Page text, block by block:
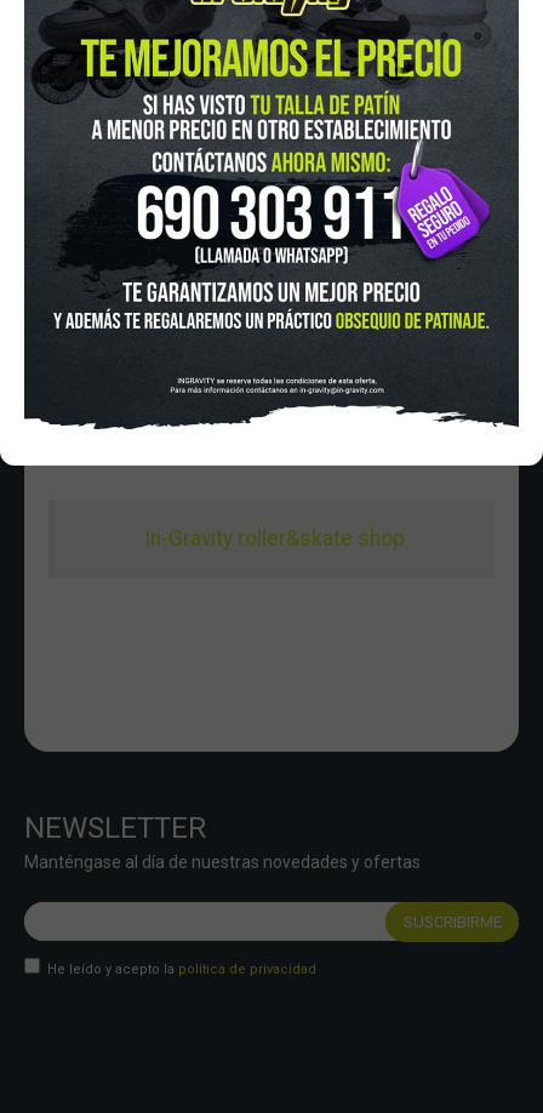
In-Gravity roller&skate shop
IN-GRAVITY MADRID RETIRO
Pza. Mariano de Cavia, 2
915 524 553
in-gravity@in-gravity.com
HORARIO
Lunes a Viernes de 12:00 - 20:30
Sabado De 10:00 - 20:30
Domingo 10:00-15:00
NEWSLETTER
Manténgase al día de nuestras novedades y ofertas
He leído y acepto la política de privacidad